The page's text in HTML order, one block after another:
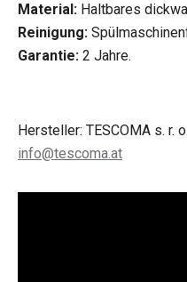
Material: Haltbares
Reinigung:
Garantie: 2 Jahre.
Hersteller: TESCOMA s. r.
info@tescoma.at